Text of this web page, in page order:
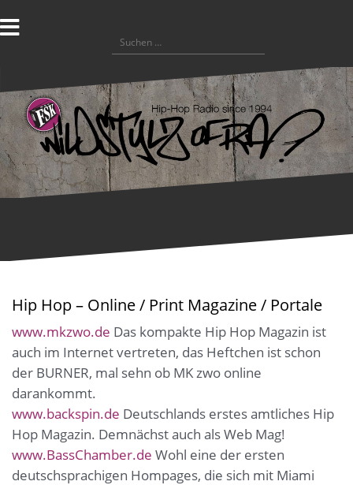
Inhalt
Suchen
nach:
Hip Hop – Online / Print Magazine / Portale
www.mkzwo.de Das kompakte Hip Hop Magazin ist
auch im Internet vertreten, das Heftchen ist schon
der BURNER, mal sehn ob MK zwo online
darankommt.
www.backspin.de Deutschlands erstes amtliches Hip
Hop Magazin. Demnächst auch als Web Mag!
www.BassChamber.de Wohl eine der ersten
deutschsprachigen Hompages, die sich mit Miami